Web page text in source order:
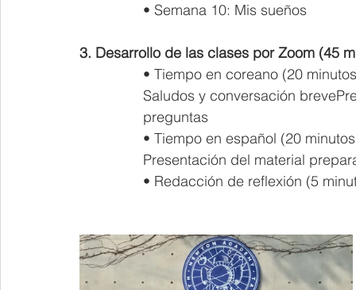
• Semana 10: Mis sueños
3. Desarrollo de las clases por Zoom (45
• Tiempo en coreano (20
Saludos y conversación
preguntas
• Tiempo en español (20
Presentación del material
• Redacción de reflexión (5